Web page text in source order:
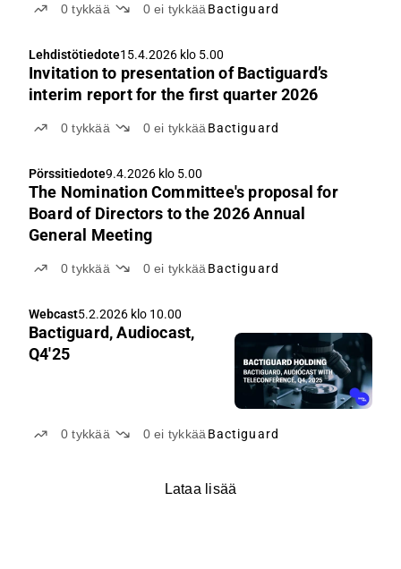
0tykkää 0ei tykkää Bactiguard
Lehdistötiedote15.4.2026 klo 5.00
Invitation to presentation of Bactiguard’s
interim report for the first quarter 2026
0tykkää 0ei tykkää Bactiguard
Pörssitiedote9.4.2026 klo 5.00
The Nomination Committee's proposal for
Board of Directors to the 2026 Annual
General Meeting
0tykkää 0ei tykkää Bactiguard
Webcast5.2.2026 klo 10.00
Bactiguard, Audiocast,
Q4'25
0tykkää 0ei tykkääBactiguard
Lataa lisää